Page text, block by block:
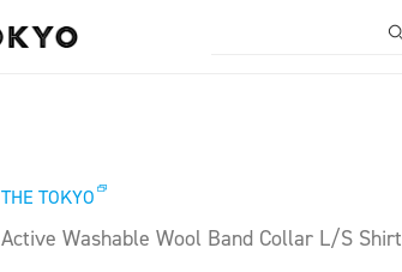
THE TOKYO
Active Washable Wool Band Collar L/S Shirt